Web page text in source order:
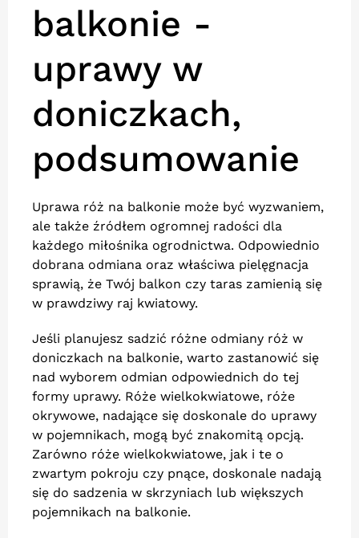
balkonie -
uprawy w
doniczkach,
podsumowanie
Uprawa róż na balkonie może być wyzwaniem,
ale także źródłem ogromnej radości dla
każdego miłośnika ogrodnictwa. Odpowiednio
dobrana odmiana oraz właściwa pielęgnacja
sprawią, że Twój balkon czy taras zamienią się
w prawdziwy raj kwiatowy.
Jeśli planujesz sadzić różne odmiany róż w
doniczkach na balkonie, warto zastanowić się
nad wyborem odmian odpowiednich do tej
formy uprawy. Róże wielkokwiatowe, róże
okrywowe, nadające się doskonale do uprawy
w pojemnikach, mogą być znakomitą opcją.
Zarówno róże wielkokwiatowe, jak i te o
zwartym pokroju czy pnące, doskonale nadają
się do sadzenia w skrzyniach lub większych
pojemnikach na balkonie.